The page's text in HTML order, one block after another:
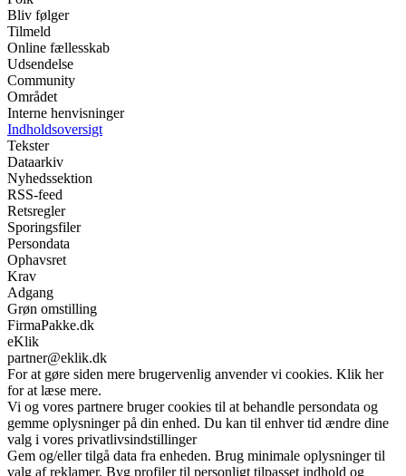
Bliv følger
Tilmeld
Online fællesskab
Udsendelse
Community
Området
Interne henvisninger
Indholdsoversigt
Tekster
Dataarkiv
Nyhedssektion
RSS-feed
Retsregler
Sporingsfiler
Persondata
Ophavsret
Krav
Adgang
Grøn omstilling
FirmaPakke.dk
eKlik
partner@eklik.dk
For at gøre siden mere brugervenlig anvender vi cookies. Klik her
for at læse mere.
Vi og vores partnere bruger cookies til at behandle persondata og
gemme oplysninger på din enhed. Du kan til enhver tid ændre dine
valg i vores privatlivsindstillinger
Gem og/eller tilgå data fra enheden. Brug minimale oplysninger til
valg af reklamer. Byg profiler til personligt tilpasset indhold og